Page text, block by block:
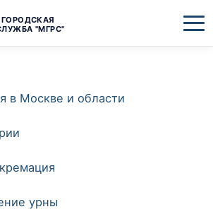
"МГРС"
в Москве и области
урны